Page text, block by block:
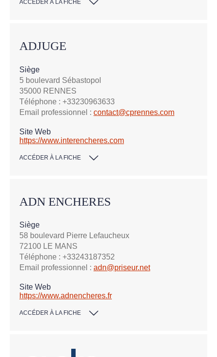
ACCÉDER À LA FICHE
ADJUGE
Siège
5 boulevard Sébastopol
35000 RENNES
Téléphone : +33230963633
Email professionnel : contact@cprennes.com
Site Web
https://www.interencheres.com
ACCÉDER À LA FICHE
ADN ENCHERES
Siège
58 boulevard Pierre Lefaucheux
72100 LE MANS
Téléphone : +33243187352
Email professionnel : adn@priseur.net
Site Web
https://www.adnencheres.fr
ACCÉDER À LA FICHE